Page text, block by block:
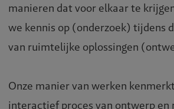
manieren dat voor elkaar te
we kennis op (onderzoek) tijdens
van ruimtelijke oplossingen
Onze manier van werken
interactief proces van ontwerp en